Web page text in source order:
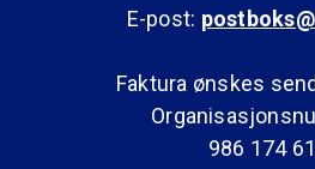
E-post:
Faktura ønskes
986 174